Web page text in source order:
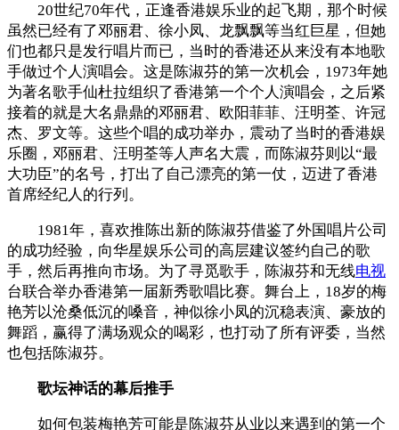
20世纪70年代，正逢香港娱乐业的起飞期，那个时候
虽然已经有了邓丽君、徐小凤、龙飘飘等当红巨星，但她
们也都只是发行唱片而已，当时的香港还从来没有本地歌
手做过个人演唱会。这是陈淑芬的第一次机会，1973年她
为著名歌手仙杜拉组织了香港第一个个人演唱会，之后紧
接着的就是大名鼎鼎的邓丽君、欧阳菲菲、汪明荃、许冠
杰、罗文等。这些个唱的成功举办，震动了当时的香港娱
乐圈，邓丽君、汪明荃等人声名大震，而陈淑芬则以“最
大功臣”的名号，打出了自己漂亮的第一仗，迈进了香港
首席经纪人的行列。
1981年，喜欢推陈出新的陈淑芬借鉴了外国唱片公司
的成功经验，向华星娱乐公司的高层建议签约自己的歌
手，然后再推向市场。为了寻觅歌手，陈淑芬和无线电视
台联合举办香港第一届新秀歌唱比赛。舞台上，18岁的梅
艳芳以沧桑低沉的嗓音，神似徐小凤的沉稳表演、豪放的
舞蹈，赢得了满场观众的喝彩，也打动了所有评委，当然
也包括陈淑芬。
歌坛神话的幕后推手
如何包装梅艳芳可能是陈淑芬从业以来遇到的第一个